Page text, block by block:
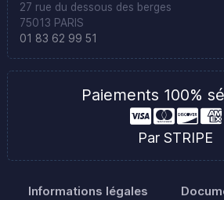
27 rue du dessous des berges
75013 PARIS
01 83 62 99 51
Paiements 100%
Par STRIPE
Informations légales